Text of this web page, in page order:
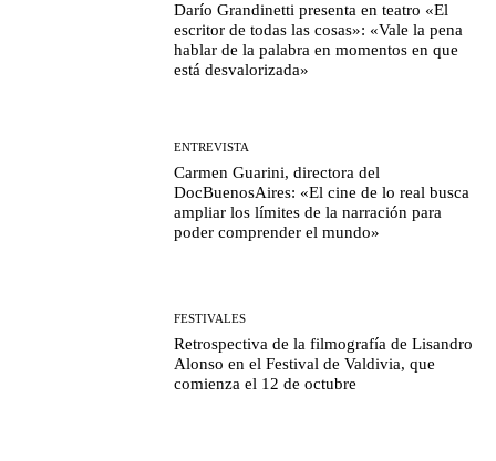
Darío Grandinetti presenta en teatro «El
escritor de todas las cosas»: «Vale la pena
hablar de la palabra en momentos en que
está desvalorizada»
ENTREVISTA
Carmen Guarini, directora del
DocBuenosAires: «El cine de lo real busca
ampliar los límites de la narración para
poder comprender el mundo»
FESTIVALES
Retrospectiva de la filmografía de Lisandro
Alonso en el Festival de Valdivia, que
comienza el 12 de octubre